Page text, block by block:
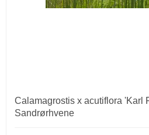
Calamagrostis x acutiflora 'Karl
Sandrørhvene